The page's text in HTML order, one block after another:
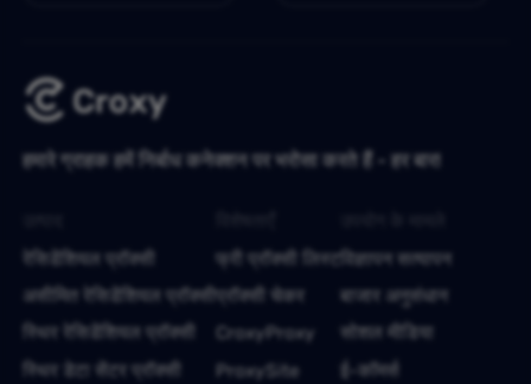
हमारे ग्राहक हमें निर्बाध कनेक्शन पर भरोसा करते हैं - हर बार!
रेसिडेंशियल प्रॉक्सी
असीमित रेसिडेंशियल प्रॉक्सी
स्थिर रेसिडेंशियल प्रॉक्सी
स्थिर डेटा सेंटर प्रॉक्सी
फ्री प्रॉक्सी लिस्ट
प्रॉक्सी चेकर
CroxyProxy
ProxySite
विज्ञापन सत्यापन
बाजार अनुसंधान
सोशल मीडिया
ई-कॉमर्स